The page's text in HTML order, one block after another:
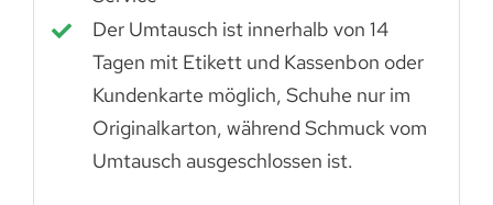
Der Umtausch ist innerhalb von 14
Tagen mit Etikett und Kassenbon oder
Kundenkarte möglich, Schuhe nur im
Originalkarton, während Schmuck vom
Umtausch ausgeschlossen ist.